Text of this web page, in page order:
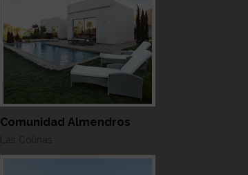
Comunidad Almendros